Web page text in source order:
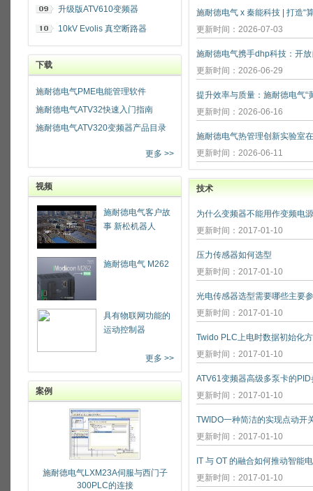
升级版ATV610变频器
10kV Evolis 真空断路器
下载
施耐德电气PME电能管理软件
施耐德电气ATV32快速入门指南
施耐德电气ATV320变频器产品目录
更多 >>
视频
施耐德电气客户故
事 新松机器人
施耐德电气 M262
具有物联网功能的
运动控制器
更多 >>
案例
施耐德电气LXM23A伺服与西门子
300PLC的连接
施耐德电气 x 秦能科技 | 打造“
更新时间：2026-07-03
更新时间：2026-06-29
更新时间：2026-06-16
更新时间：2026-06-11
技术
为什么变频器不能用作变频电
更新时间：2017-01-10
压力传感器如何选型
更新时间：2017-01-10
光电传感器选型需要哪些主要
更新时间：2017-01-10
Twido PLC上电时数据初始化
更新时间：2017-01-10
ATV61变频器高级多泵卡的
更新时间：2017-01-10
TWIDO一种简洁的实现点动开
更新时间：2017-01-10
IT 与 OT 的融合如何推动智能
更新时间：2017-01-10